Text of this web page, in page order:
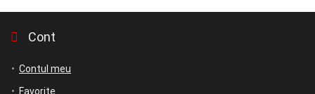
Cont
Contul meu
Favorite